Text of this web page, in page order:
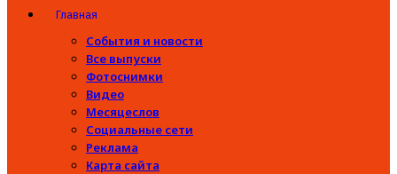
Главная
События и новости
Все выпуски
Фотоснимки
Видео
Месяцеслов
Социальные сети
Реклама
Карта сайта